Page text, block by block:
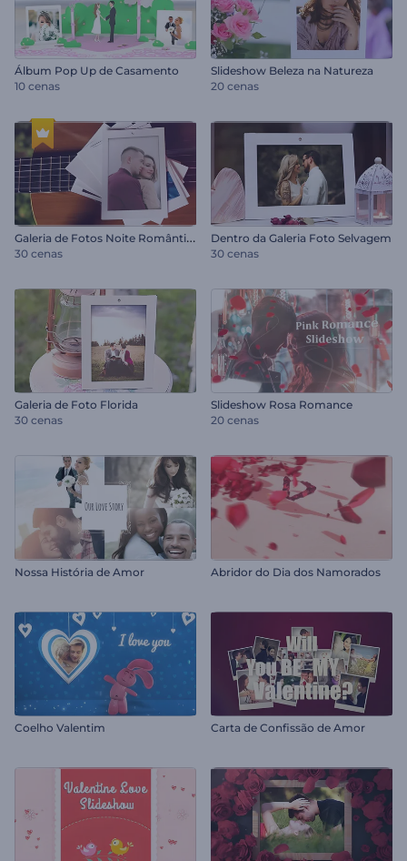
Álbum Pop Up de Casamento
10 cenas
Slideshow Beleza na Natureza
20 cenas
G
aleria de Fotos Noite Romântica
30 cenas
Dentro da Galeria Foto Selvagem
30 cenas
Galeria de Foto Florida
30 cenas
Slideshow Rosa Romance
20 cenas
Nossa História de Amor Abridor do Dia dos Namorados
Coelho Valentim Carta de Confissão de Amor